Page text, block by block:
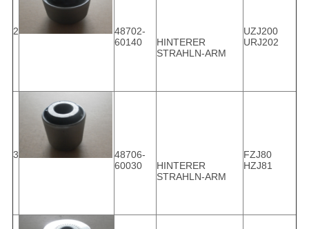
2
48702-
60140
HINTERER
STRAHLN-ARM
UZJ200
URJ202
3
48706-
60030
HINTERER
STRAHLN-ARM
FZJ80
HZJ81